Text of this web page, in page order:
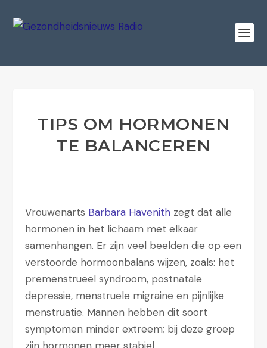
TIPS OM HORMONEN
TE BALANCEREN
Vrouwenarts Barbara Havenith zegt dat alle
hormonen in het lichaam met elkaar
samenhangen. Er zijn veel beelden die op een
verstoorde hormoonbalans wijzen, zoals: het
premenstrueel syndroom, postnatale
depressie, menstruele migraine en pijnlijke
menstruatie. Mannen hebben dit soort
symptomen minder extreem; bij deze groep